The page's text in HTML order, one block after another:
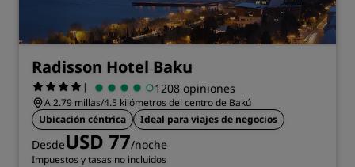
Radisson Hotel Baku
| 1208 opiniones
A 2.79 millas/4.5 kilómetros del centro de Bakú
Ubicación céntrica
Ideal para viajes de negocios
DesdeUSD 77/noche
Impuestos y tasas no incluidos